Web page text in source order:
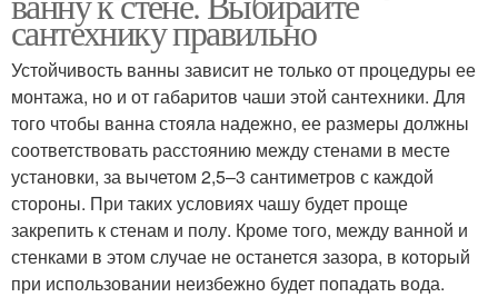
сантехнику правильно
Устойчивость ванны зависит не только от процедуры ее
монтажа, но и от габаритов чаши этой сантехники. Для
того чтобы ванна стояла надежно, ее размеры должны
соответствовать расстоянию между стенами в месте
установки, за вычетом 2,5–3 сантиметров с каждой
стороны. При таких условиях чашу будет проще
закрепить к стенам и полу. Кроме того, между ванной и
стенками в этом случае не останется зазора, в который
при использовании неизбежно будет попадать вода.